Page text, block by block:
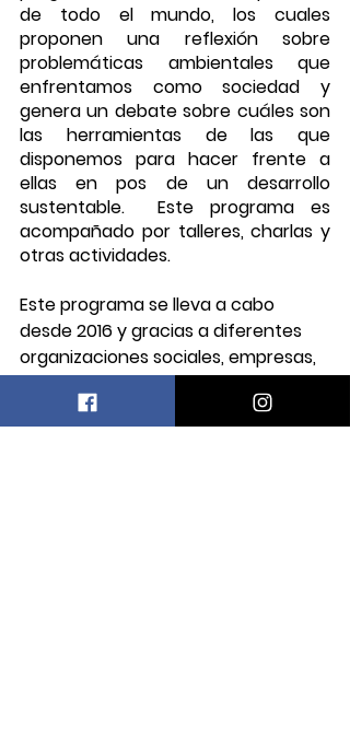
de todo el mundo, los cuales
proponen una reflexión sobre
problemáticas ambientales que
enfrentamos como sociedad y
genera un debate sobre cuáles son
las herramientas de las que
disponemos para hacer frente a
ellas en pos de un desarrollo
sustentable.  Este programa es
acompañado por talleres, charlas y
otras actividades.
Este programa se lleva a cabo
desde 2016 y gracias a diferentes
organizaciones sociales, empresas,
universidades, organismos del
estado y grupos autoconvocados,